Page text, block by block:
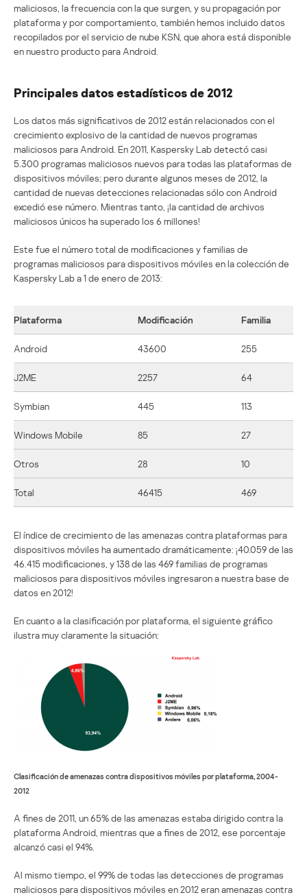
maliciosos, la frecuencia con la que surgen, y su propagación por
plataforma y por comportamiento, también hemos incluido datos
recopilados por el servicio de nube KSN, que ahora está disponible
en nuestro producto para Android.
Principales datos estadísticos de 2012
Los datos más significativos de 2012 están relacionados con el
crecimiento explosivo de la cantidad de nuevos programas
maliciosos para Android. En 2011, Kaspersky Lab detectó casi
5.300 programas maliciosos nuevos para todas las plataformas de
dispositivos móviles; pero durante algunos meses de 2012, la
cantidad de nuevas detecciones relacionadas sólo con Android
excedió ese número. Mientras tanto, ¡la cantidad de archivos
maliciosos únicos ha superado los 6 millones!
Este fue el número total de modificaciones y familias de
programas maliciosos para dispositivos móviles en la colección de
Kaspersky Lab a 1 de enero de 2013:
Plataforma Modificación Familia
Android 43600 255
J2ME 2257 64
Symbian 445 113
Windows Mobile 85 27
Otros 28 10
Total 46415 469
El índice de crecimiento de las amenazas contra plataformas para
dispositivos móviles ha aumentado dramáticamente: ¡40.059 de las
46.415 modificaciones, y 138 de las 469 familias de programas
maliciosos para dispositivos móviles ingresaron a nuestra base de
datos en 2012!
En cuanto a la clasificación por plataforma, el siguiente gráfico
ilustra muy claramente la situación:
Clasificación de amenazas contra dispositivos móviles por plataforma, 2004-
2012
A fines de 2011, un 65% de las amenazas estaba dirigido contra la
plataforma Android, mientras que a fines de 2012, ese porcentaje
alcanzó casi el 94%.
Al mismo tiempo, el 99% de todas las detecciones de programas
maliciosos para dispositivos móviles en 2012 eran amenazas contra